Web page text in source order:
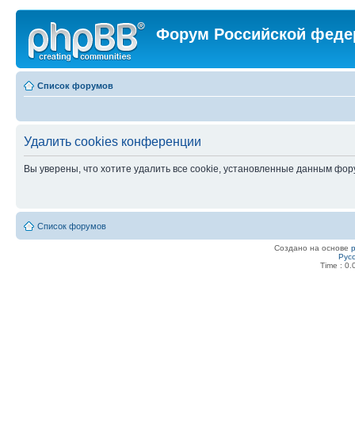
Форум Российской
Список форумов
Удалить cookies конференции
Вы уверены, что хотите удалить все cookie, установленные данным
Список форумов
Создано на основе
Time :